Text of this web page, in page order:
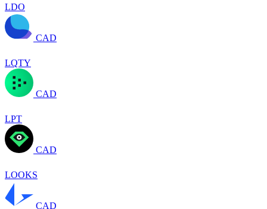
LDO
CAD
LQTY
CAD
LPT
CAD
LOOKS
CAD